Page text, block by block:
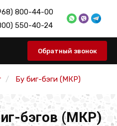
800-44-00
550-40-24
Обратный звонок
Бу биг-бэги (МКР)
бэгов (МКР)